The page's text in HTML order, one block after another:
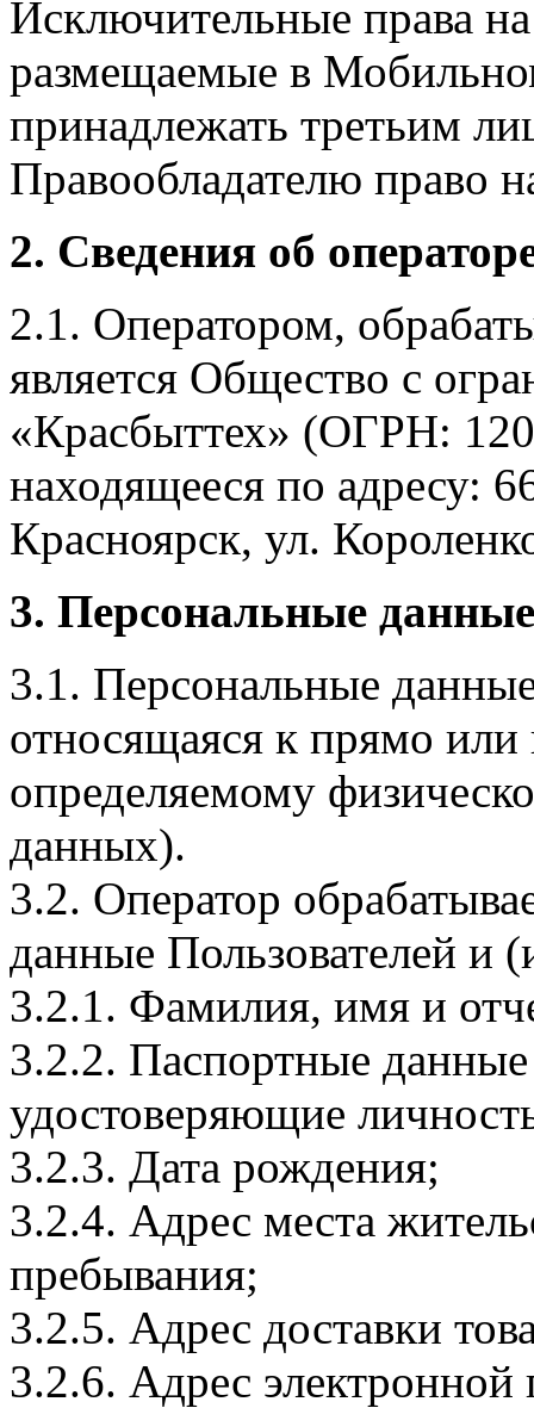
Исключительные права
размещаемые в
принадлежать третьим
Правообладателю право
2. Сведения об
2.1. Оператором,
является Общество с
«Красбыттех» (ОГРН:
находящееся по адресу:
Красноярск, ул.
3. Персональные
3.1. Персональные
относящаяся к прямо
определяемому
данных).
3.2. Оператор
данные Пользователей и
3.2.1. Фамилия, имя и
3.2.2. Паспортные
удостоверяющие
3.2.3. Дата рождения;
3.2.4. Адрес места
пребывания;
3.2.5. Адрес доставки
3.2.6. Адрес электронной